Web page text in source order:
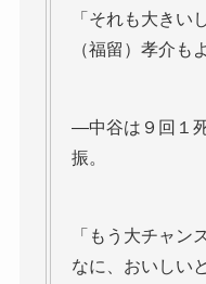
「それも大きい
（福留）孝介も
―中谷は９回１
振。
「もう大チャン
なに、おいしい